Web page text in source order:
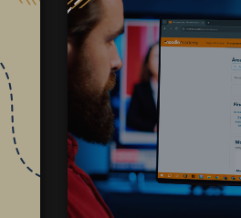
23 mayo 2024
¿Cómo
cursos